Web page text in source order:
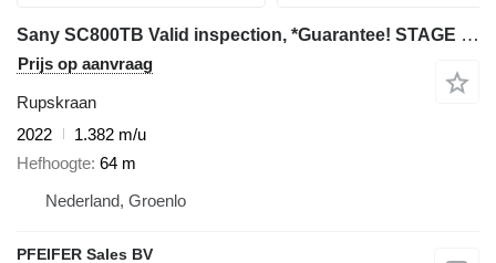
Sany SC800TB Valid inspection, *Guarantee! STAGE 5 ENGI
Prijs op aanvraag
Rupskraan
2022
1.382 m/u
Hefhoogte 64 m
Nederland, Groenlo
PFEIFER Sales BV